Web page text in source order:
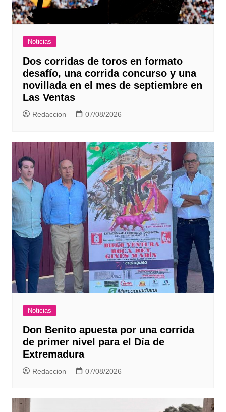
Noticias
Dos corridas de toros en formato
desafío, una corrida concurso y una
novillada en el mes de septiembre en
Las Ventas
Redaccion 07/08/2026
Noticias
Don Benito apuesta por una corrida
de primer nivel para el Día de
Extremadura
Redaccion 07/08/2026